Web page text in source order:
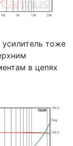
усилитель тоже
в цепях